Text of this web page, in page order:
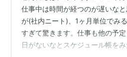
仕事中は時間が経つのが遅いな
が(社内ニート)、1ヶ月単位でみ
すぎて驚きます。仕事も他の予
日がないなとスケジュール帳を